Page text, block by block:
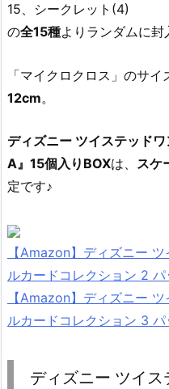
15、シークレット(4)
の全15種よりランダムに封
「マイクロクロス」のサイ
12cm。
ディズニー ツイステッド
A』15個入りBOXは、 スケ
定です♪
【Amazon】ディズニー
ルカードコレクション 2 パ
【Amazon】ディズニー
ルカードコレクション 3
ディズニー ツイ